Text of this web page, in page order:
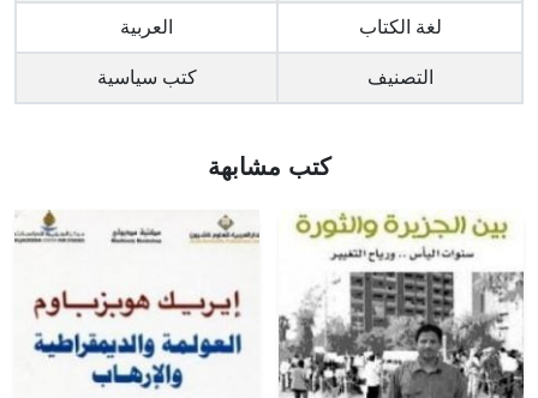
لغة الكتاب العربية
التصنيف كتب سياسية
كتب مشابهة